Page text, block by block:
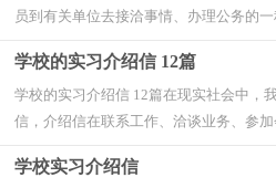
员到有关单位去接洽事情、办理公务的
学校的实习介绍信 12篇
学校的实习介绍信 12篇在现实社会中，
信，介绍信在联系工作、洽谈业务、参
学校实习介绍信